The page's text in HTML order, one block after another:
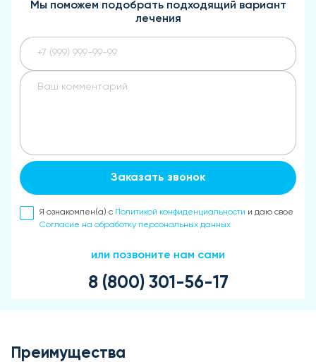
Мы поможем подобрать подходящий вариант
лечения
Заказать звонок
Я ознакомлен(а) с Политикой конфиденциальности и даю свое
Согласие на обработку персональных данных
или позвоните нам сами
8 (800) 301-56-17
Преимущества